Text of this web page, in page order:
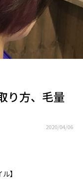
り方、毛量
2020/04/06
】